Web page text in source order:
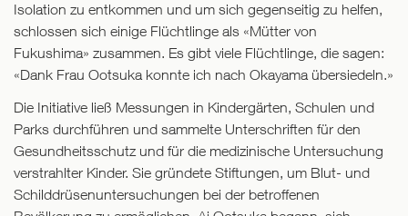
Isolation zu entkommen und um sich gegenseitig zu helfen,
schlossen sich einige Flüchtlinge als «Mütter von
Fukushima» zusammen. Es gibt viele Flüchtlinge, die sagen:
«Dank Frau Ootsuka konnte ich nach Okayama übersiedeln.»
Die Initiative ließ Messungen in Kindergärten, Schulen und
Parks durchführen und sammelte Unterschriften für den
Gesundheitsschutz und für die medizinische Untersuchung
verstrahlter Kinder. Sie gründete Stiftungen, um Blut- und
Schilddrüsenuntersuchungen bei der betroffenen